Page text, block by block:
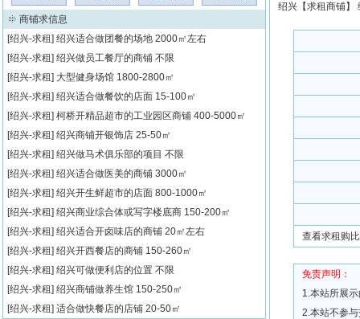
绍兴【求租商铺】
查看求租购
免责声明：
1.本站所展
2.本站不参
商铺求信息
[绍兴-求租] 绍兴适合做团餐的场地 2000㎡左右
[绍兴-求租] 绍兴做员工餐厅的商铺 不限
[绍兴-求租] 大型健身场馆 1800-2800㎡
[绍兴-求租] 绍兴适合做餐饮的店面 15-100㎡
[绍兴-求租] 柯桥开精品超市的工业园区商铺 400-5000㎡
[绍兴-求租] 绍兴商铺开银饰店 25-50㎡
[绍兴-求租] 绍兴做马术俱乐部的项目 不限
[绍兴-求租] 绍兴适合做医美的商铺 3000㎡
[绍兴-求租] 绍兴开生鲜超市的店面 800-1000㎡
[绍兴-求租] 绍兴商业综合体或写字楼底商 150-200㎡
[绍兴-求租] 绍兴适合开卤味店的商铺 20㎡左右
[绍兴-求租] 绍兴开西餐店的商铺 150-260㎡
[绍兴-求租] 绍兴可做便利店的位置 不限
[绍兴-求租] 绍兴商铺做养生馆 150-250㎡
[绍兴-求租] 适合做快餐店的店铺 20-50㎡